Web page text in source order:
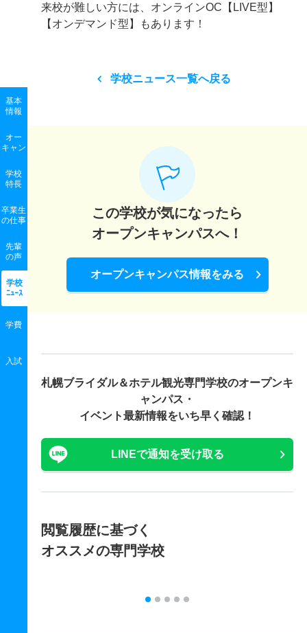
基本
情報
オー
キャン
学校
特長
卒業生
の仕事
先輩
の声
学校
ﾆｭｰｽ
学費
入試
来校が難しい方には、オンラインOC【LIVE型】
【オンデマンド型】もあります！
学校ニュース一覧へ戻る
この学校が気になったら
オープンキャンパスへ！
オープンキャンパス情報をみる
札幌ブライダル＆ホテル観光専門学校のオープンキ
ャンパス・
イベント最新情報をいち早く確認！
LINEで通知を受け取る
閲覧履歴に基づく
オススメの専門学校